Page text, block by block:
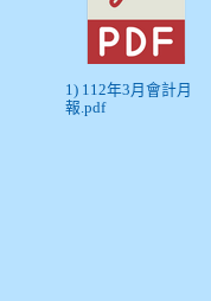
1) 112年3月會計月
報.pdf